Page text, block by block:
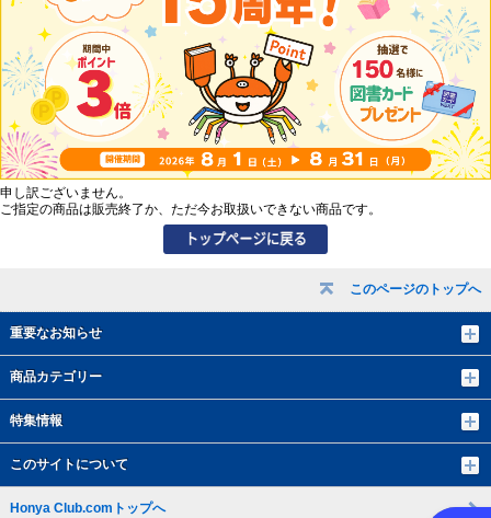
このページのトップへ
重要なお知らせ
商品カテゴリー
特集情報
このサイトについて
申し訳ございません。
ご指定の商品は販売終了か、ただ今お取扱いできない商品です。
Honya Club.comトップへ